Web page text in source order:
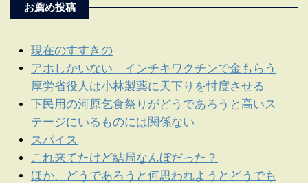
お薦め投稿
現在のすすきの
アホしかいない インチキワクチンで金もらう
厚労省役人は小林製薬に天下りを忖度させる
下民用の河原乞食祭りがどうであろうと高いス
テージにいるものには関係ない
スパイス
これ来てたけど結局なんぼだった？
ほか、どうであろうと何思われようとどうでも